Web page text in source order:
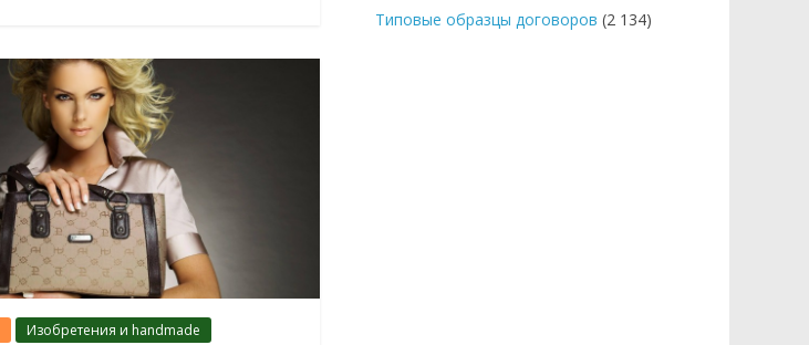
Изобретения и handmade
Типовые образцы договоров (2 134)